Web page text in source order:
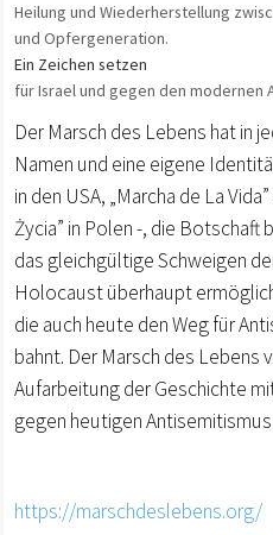
Heilung und Wiederherstellung
und Opfergeneration.
Ein Zeichen setzen
für Israel und gegen den modernen
Der Marsch des Lebens hat in
Namen und eine eigene
in den USA, „Marcha de La
Życia” in Polen -, die Botschaft
das gleichgültige Schweigen
Holocaust überhaupt
die auch heute den Weg für
bahnt. Der Marsch des Lebens
Aufarbeitung der Geschichte
gegen heutigen
https://marschdeslebens.org/